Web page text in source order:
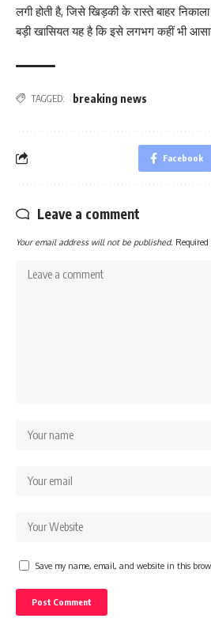
लगी होती है, जिसे खिड़की के रास्ते बाहर
बड़ी खासियत यह है कि इसे लगभग कहीं भी
TAGGED: breaking news
Facebook
Leave a comment
Your email address will not be published.
Save my name, email, and website in this